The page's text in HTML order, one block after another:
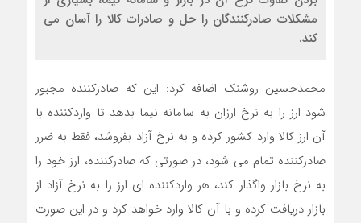
مشکلات صادرکنندگان را حل و صادرات کالا را آسان می
کند.
محمدحسین روشنک اضافه کرد: این که صادرکننده مجبور
شود ارز را به نرخ ارزان به سامانه نیما بدهد تا واردکننده با
آن ارز کالا وارد کشور کرده و به نرخ آزاد بفروشد، فقط به ضرر
صادرکننده تمام می شود، در صورتی که صادرکننده، ارز خود را
به نرخ بازار واگذار کند، هر واردکننده ای ارز را به نرخ آزاد از
بازار دریافت کرده و با آن کالا وارد خواهد کرد و در این صورت